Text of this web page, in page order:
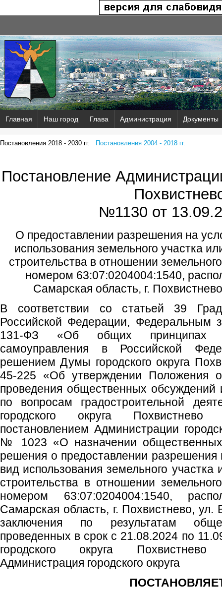
Главная Наш город Глава Администрация Документы
Постановления 2018 - 2030 гг. Постановления 2004 - 2018 гг.
Постановление
№1130 от
О предоставлении разрешения на
использования земельного участка
строительства в отношении
номером 63:07:0204004:1540,
Самарская область, г.
В соответствии со статьей 39
Российской Федерации, Федеральным
131-ФЗ «Об общих принципах
самоуправления в Российской
решением Думы городского округа
45-225 «Об утверждении Положения
проведения общественных
по вопросам градостроительной
городского округа Похвистнево
постановлением Администрации
№ 1023 «О назначении общественных
решения о предоставлении
вид использования земельного участка
строительства в отношении
номером 63:07:0204004:1540,
Самарская область, г. Похвистнево, ул.
заключения по результатам
проведенных в срок с 21.08.2024 по
городского округа
Администрация городского округа